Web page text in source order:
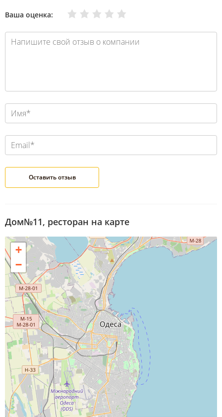
Ваша оценка: Отлично
Хорошо
Нормально
Плохо
Очень плохо
Дом№11, ресторан на карте
+
−